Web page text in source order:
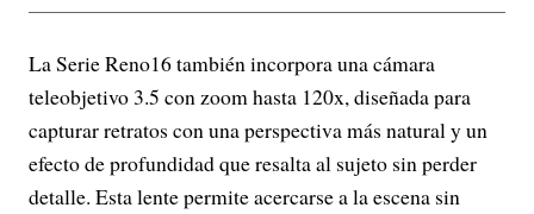
La Serie Reno16 también incorpora una cámara
teleobjetivo 3.5 con zoom hasta 120x, diseñada para
capturar retratos con una perspectiva más natural y un
efecto de profundidad que resalta al sujeto sin perder
detalle. Esta lente permite acercarse a la escena sin